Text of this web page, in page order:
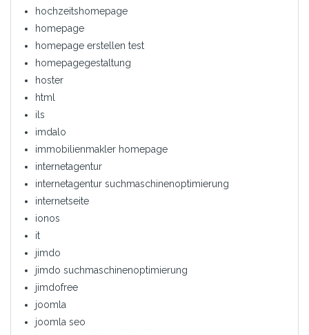
hochzeitshomepage
homepage
homepage erstellen test
homepagegestaltung
hoster
html
ils
imdalo
immobilienmakler homepage
internetagentur
internetagentur suchmaschinenoptimierung
internetseite
ionos
it
jimdo
jimdo suchmaschinenoptimierung
jimdofree
joomla
joomla seo